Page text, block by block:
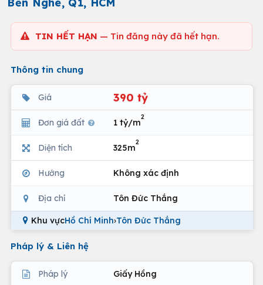
TIN HẾT HẠN — Tin đăng này đã hết hạn.
Thông tin chung
Giá 390 tỷ
Đơn giá đất 1 tỷ/m
2
Diện tích 325m
2
Hướng Không xác định
Địa chỉ Tôn Đức Thắng
Khu vựcHồ Chí Minh›Tôn Đức Thắng
Pháp lý & Liên hệ
Pháp lý Giấy Hồng